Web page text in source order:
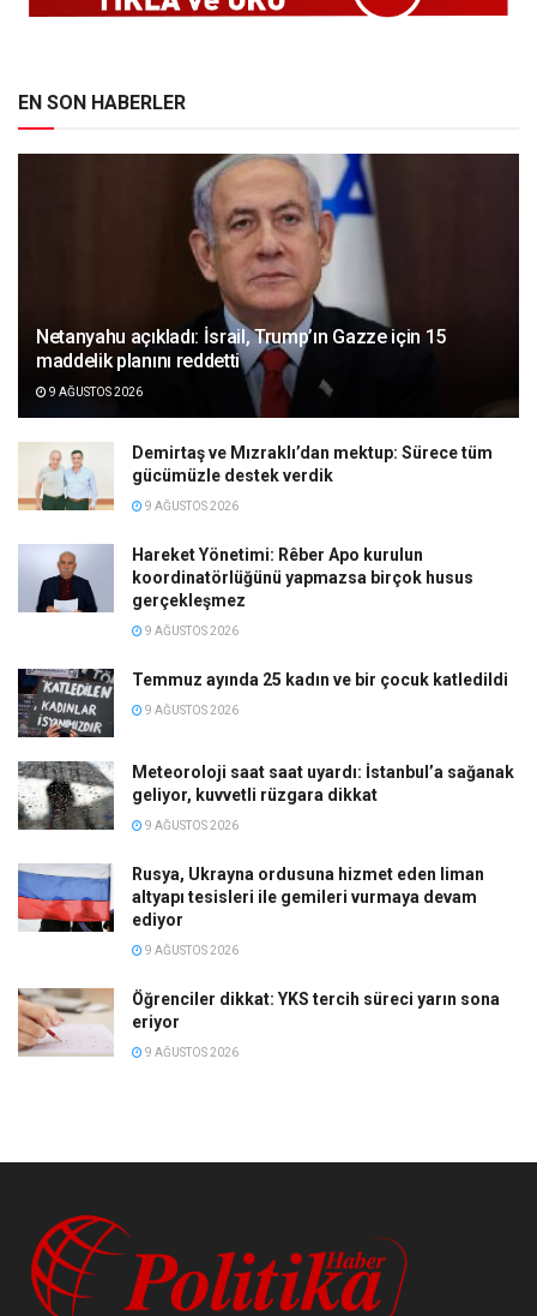
EN SON HABERLER
Netanyahu açıkladı: İsrail, Trump’ın Gazze için 15
maddelik planını reddetti
9 AĞUSTOS 2026
Demirtaş ve Mızraklı’dan mektup: Sürece tüm
gücümüzle destek verdik
9 AĞUSTOS 2026
Hareket Yönetimi: Rêber Apo kurulun
koordinatörlüğünü yapmazsa birçok husus
gerçekleşmez
9 AĞUSTOS 2026
Temmuz ayında 25 kadın ve bir çocuk katledildi
9 AĞUSTOS 2026
Meteoroloji saat saat uyardı: İstanbul’a sağanak
geliyor, kuvvetli rüzgara dikkat
9 AĞUSTOS 2026
Rusya, Ukrayna ordusuna hizmet eden liman
altyapı tesisleri ile gemileri vurmaya devam
ediyor
9 AĞUSTOS 2026
Öğrenciler dikkat: YKS tercih süreci yarın sona
eriyor
9 AĞUSTOS 2026